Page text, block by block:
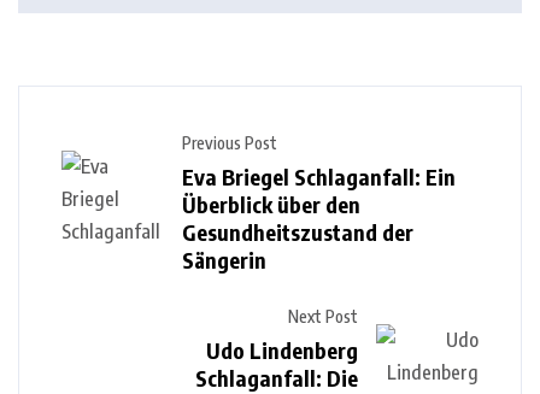
Previous Post
Eva Briegel Schlaganfall: Ein
Überblick über den
Gesundheitszustand der
Sängerin
Next Post
Udo Lindenberg
Schlaganfall: Die